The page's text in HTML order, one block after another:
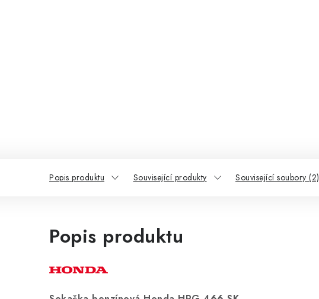
Popis produktu Související produkty Související soubory (2)
Popis produktu